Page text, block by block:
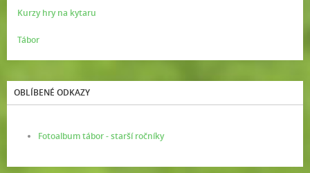
Kurzy hry na kytaru
Tábor
OBLÍBENÉ ODKAZY
Fotoalbum tábor - starší ročníky